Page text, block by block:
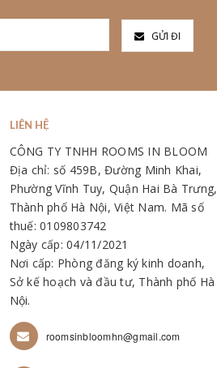
GỬI ĐI
LIÊN HỆ
CÔNG TY TNHH ROOMS IN BLOOM
Địa chỉ: số 459B, Đường Minh Khai,
Phường Vĩnh Tuy, Quận Hai Bà Trưng,
Thành phố Hà Nội, Việt Nam. Mã số
thuế: 0109803742
Ngày cấp: 04/11/2021
Nơi cấp: Phòng đăng ký kinh doanh,
Sở kế hoạch và đầu tư, Thành phố Hà
Nội.
roomsinbloomhn@gmail.com